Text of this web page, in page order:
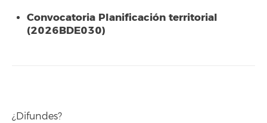
Convocatoria Planificación territorial
(2026BDE030)
¿Difundes?